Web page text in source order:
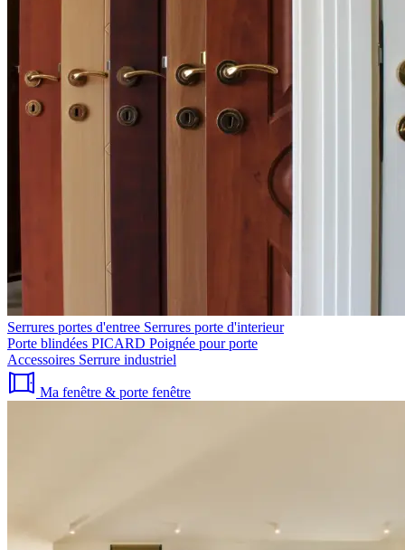
Serrures portes d'entree Serrures porte d'interieur
Porte blindées PICARD Poignée pour porte
Accessoires Serrure industriel
Ma fenêtre & porte fenêtre